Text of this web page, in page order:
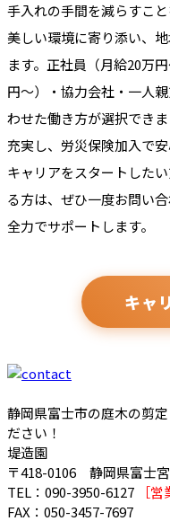
手入れの手間を減らすこ
美しい環境に寄り添い、
ます。正社員（月給20万
円〜）・協力会社・一人
わせた働き方が選択でき
充実し、労災保険加入で
キャリアをスタートした
る方は、ぜひ一度お問い
全力でサポートします。
キャ
静岡県富士市の庭木の剪
ださい！
堤造園
〒418-0106 静岡県富士
TEL：090-3950-6127
［
FAX：050-3457-7697